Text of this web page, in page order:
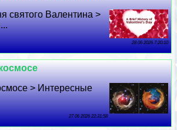
святого Валентина >
28 06 2026 7:20:10
> Интересные
27 06 2026 22:31:58